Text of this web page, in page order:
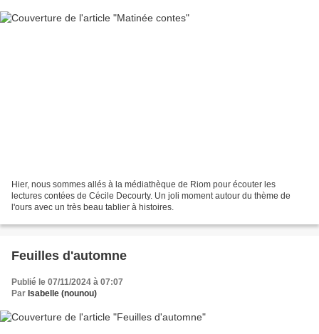
Hier, nous sommes allés à la médiathèque de Riom pour écouter les
lectures contées de Cécile Decourty. Un joli moment autour du thème de
l'ours avec un très beau tablier à histoires.
Feuilles d'automne
Publié le 07/11/2024 à 07:07
Par Isabelle (nounou)